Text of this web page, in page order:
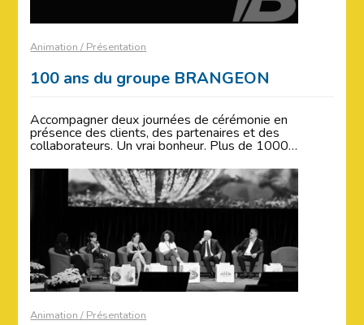
Animation / Présentation
100 ans du groupe BRANGEON
Accompagner deux journées de cérémonie en
présence des clients, des partenaires et des
collaborateurs. Un vrai bonheur. Plus de 1000…
Animation / Présentation